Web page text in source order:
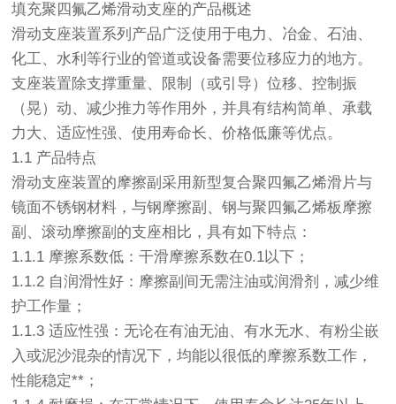
填充聚四氟乙烯滑动支座的产品概述
滑动支座装置系列产品广泛使用于电力、冶金、石油、
化工、水利等行业的管道或设备需要位移应力的地方。
支座装置除支撑重量、限制（或引导）位移、控制振
（晃）动、减少推力等作用外，并具有结构简单、承载
力大、适应性强、使用寿命长、价格低廉等优点。
1.1 产品特点
滑动支座装置的摩擦副采用新型复合聚四氟乙烯滑片与
镜面不锈钢材料，与钢摩擦副、钢与聚四氟乙烯板摩擦
副、滚动摩擦副的支座相比，具有如下特点：
1.1.1 摩擦系数低：干滑摩擦系数在0.1以下；
1.1.2 自润滑性好：摩擦副间无需注油或润滑剂，减少维
护工作量；
1.1.3 适应性强：无论在有油无油、有水无水、有粉尘嵌
入或泥沙混杂的情况下，均能以很低的摩擦系数工作，
性能稳定**；